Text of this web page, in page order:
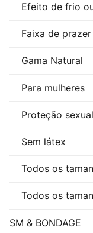
Efeito de frio
Faixa de
Gama Natural
Para mulheres
Proteção
Sem látex
Todos os
Todos os
SM & BONDAGE